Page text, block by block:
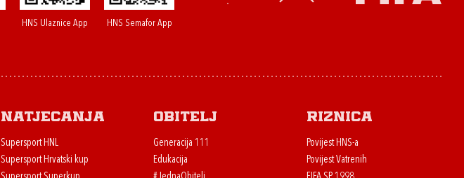
HNS Ulaznice App HNS Semafor App
Natjecanja
Supersport HNL
Supersport Hrvatski kup
Obitelj
Generacija 111
Edukacija
Riznica
Povijest HNS-a
Povijest Vatrenih